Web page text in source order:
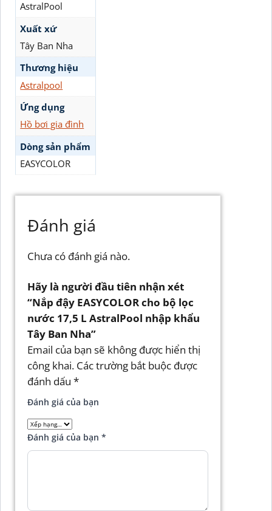
AstralPool
Xuất xứ
Tây Ban Nha
Thương hiệu
Astralpool
Ứng dụng
Hồ bơi gia đình
Dòng sản phẩm
EASYCOLOR
Đánh giá
Chưa có đánh giá nào.
Hãy là người đầu tiên nhận xét
“Nắp đậy EASYCOLOR cho bộ lọc
nước 17,5 L AstralPool nhập khẩu
Tây Ban Nha”
Email của bạn sẽ không được hiển thị
công khai. Các trường bắt buộc được
đánh dấu *
Đánh giá của bạn
Đánh giá của bạn *